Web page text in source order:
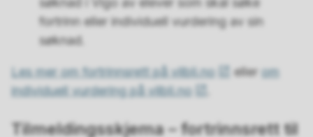
fortrinn eller individuell vurdering av sin
søknad.
Les mer om fortrinnsrett på vilbli.no eller om
individuell vurdering på vilbli.no
Tilmeldingsskjema – fortrinnsrett til